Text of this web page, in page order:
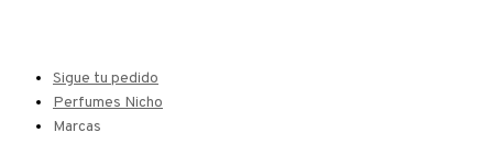
Sigue tu pedido
Perfumes Nicho
Marcas